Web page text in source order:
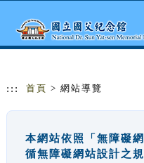
::: 首頁 > 網站導覽
本網站依照「無障礙
循無障礙網站設計之